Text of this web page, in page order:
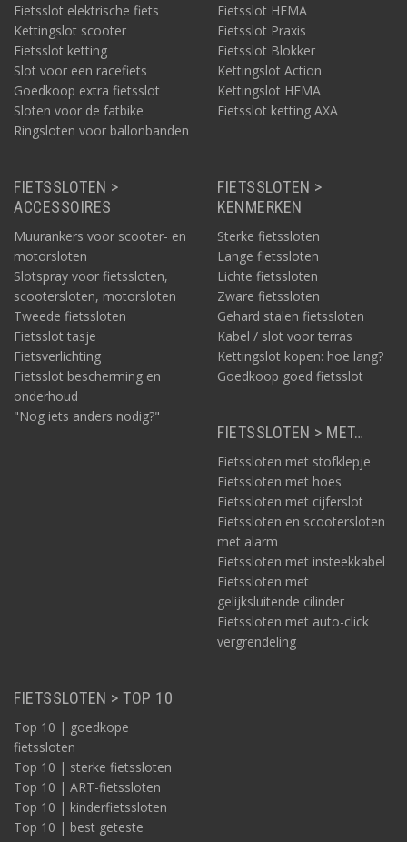
Fietsslot elektrische fiets
Kettingslot scooter
Fietsslot ketting
Slot voor een racefiets
Goedkoop extra fietsslot
Sloten voor de fatbike
Ringsloten voor ballonbanden
Fietsslot HEMA
Fietsslot Praxis
Fietsslot Blokker
Kettingslot Action
Kettingslot HEMA
Fietsslot ketting AXA
FIETSSLOTEN >
ACCESSOIRES
Muurankers voor scooter- en
motorsloten
Slotspray voor fietssloten,
scootersloten, motorsloten
Tweede fietssloten
Fietsslot tasje
Fietsverlichting
Fietsslot bescherming en
onderhoud
"Nog iets anders nodig?"
FIETSSLOTEN >
KENMERKEN
Sterke fietssloten
Lange fietssloten
Lichte fietssloten
Zware fietssloten
Gehard stalen fietssloten
Kabel / slot voor terras
Kettingslot kopen: hoe lang?
Goedkoop goed fietsslot
FIETSSLOTEN > MET…
Fietssloten met stofklepje
Fietssloten met hoes
Fietssloten met cijferslot
Fietssloten en scootersloten
met alarm
Fietssloten met insteekkabel
Fietssloten met
gelijksluitende cilinder
Fietssloten met auto-click
vergrendeling
FIETSSLOTEN > TOP 10
Top 10 | goedkope
fietssloten
Top 10 | sterke fietssloten
Top 10 | ART-fietssloten
Top 10 | kinderfietssloten
Top 10 | best geteste